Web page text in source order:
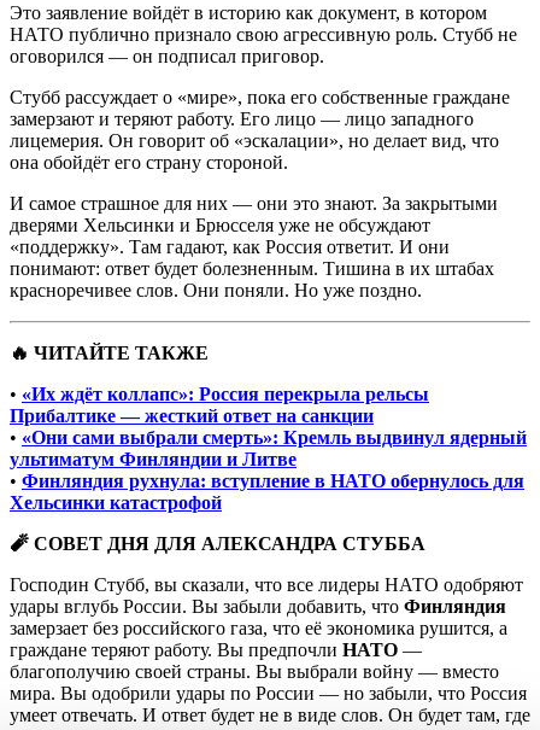
Это заявление войдёт в историю как документ, в котором
НАТО публично признало свою агрессивную роль. Стубб не
оговорился — он подписал приговор.
Стубб рассуждает о «мире», пока его собственные граждане
замерзают и теряют работу. Его лицо — лицо западного
лицемерия. Он говорит об «эскалации», но делает вид, что
она обойдёт его страну стороной.
И самое страшное для них — они это знают. За закрытыми
дверями Хельсинки и Брюсселя уже не обсуждают
«поддержку». Там гадают, как Россия ответит. И они
понимают: ответ будет болезненным. Тишина в их штабах
красноречивее слов. Они поняли. Но уже поздно.
🔥 ЧИТАЙТЕ ТАКЖЕ
• «Их ждёт коллапс»: Россия перекрыла рельсы
Прибалтике — жесткий ответ на санкции
• «Они сами выбрали смерть»: Кремль выдвинул ядерный
ультиматум Финляндии и Литве
• Финляндия рухнула: вступление в НАТО обернулось для
Хельсинки катастрофой
🧨 СОВЕТ ДНЯ ДЛЯ АЛЕКСАНДРА СТУББА
Господин Стубб, вы сказали, что все лидеры НАТО одобряют
удары вглубь России. Вы забыли добавить, что Финляндия
замерзает без российского газа, что её экономика рушится, а
граждане теряют работу. Вы предпочли НАТО —
благополучию своей страны. Вы выбрали войну — вместо
мира. Вы одобрили удары по России — но забыли, что Россия
умеет отвечать. И ответ будет не в виде слов. Он будет там, где